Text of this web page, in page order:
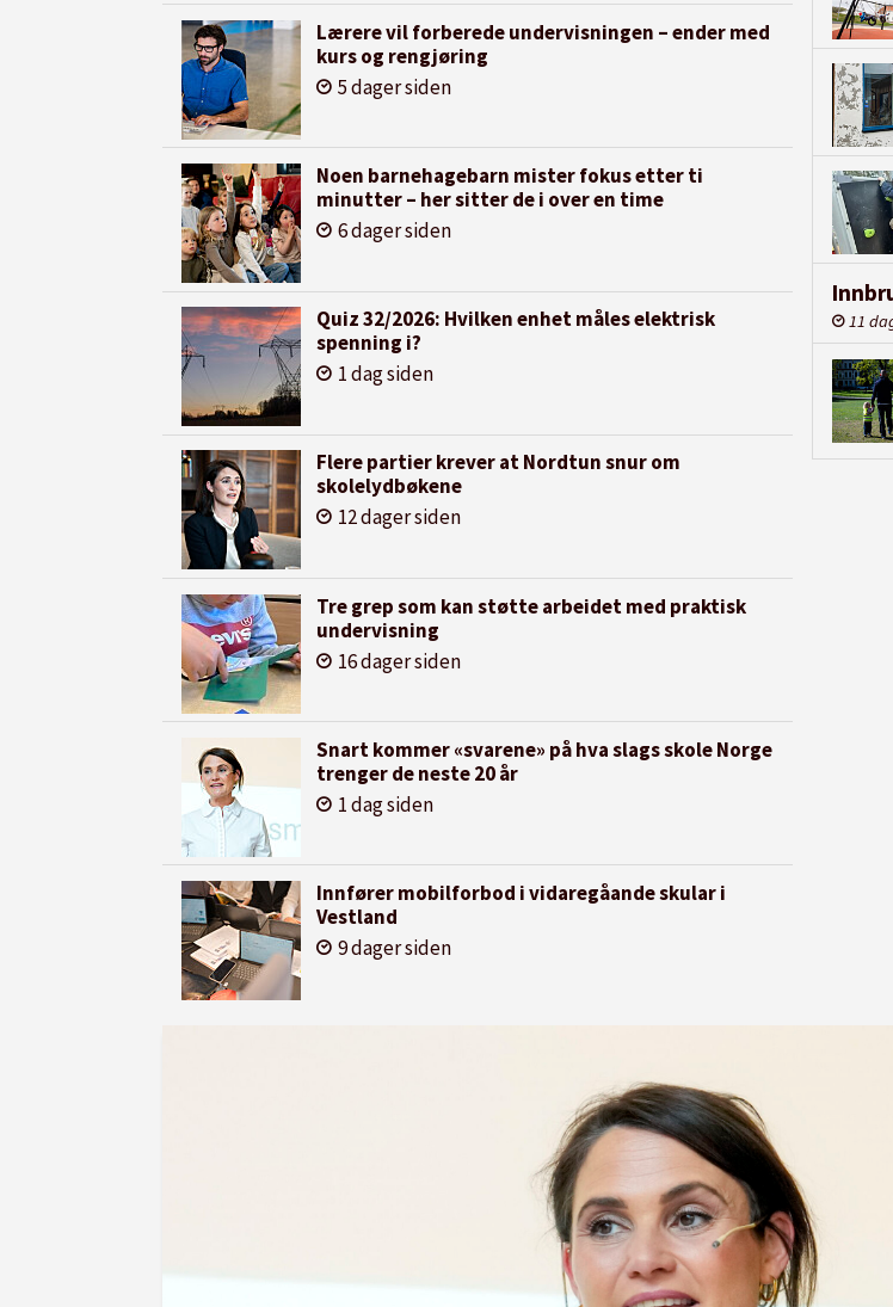
Lærere vil forberede undervisningen – ender med
kurs og rengjøring
5 dager siden
Noen barnehagebarn mister fokus etter ti
minutter – her sitter de i over en time
6 dager siden
Quiz 32/2026: Hvilken enhet måles elektrisk
spenning i?
1 dag siden
Flere partier krever at Nordtun snur om
skolelydbøkene
12 dager siden
Tre grep som kan støtte arbeidet med praktisk
undervisning
16 dager siden
Snart kommer «svarene» på hva slags skole Norge
trenger de neste 20 år
1 dag siden
Innfører mobilforbod i vidaregåande skular i
Vestland
9 dager siden
11